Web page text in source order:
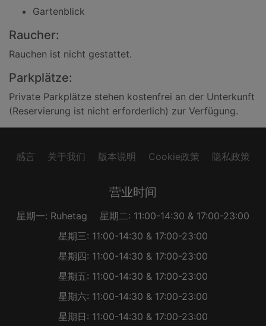
Gartenblick
Raucher:
Rauchen ist nicht gestattet.
Parkplätze:
Private Parkplätze stehen kostenfrei an der Unterkunft
(Reservierung ist nicht erforderlich) zur Verfügung.
感言 关于我们 版本说明 Cookie政策 隐私政策
营业时间
星期一: Ruhetag
星期二: 11:00-14:30 & 17:00-23:00
星期三: 11:00-14:30 & 17:00-23:00
星期四: 11:00-14:30 & 17:00-23:00
星期五: 11:00-14:30 & 17:00-23:00
星期六: 11:00-14:30 & 17:00-23:00
星期日: 11:00-14:30 & 17:00-23:00